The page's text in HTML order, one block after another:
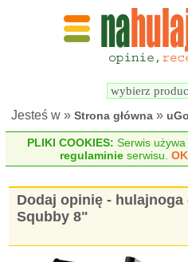
Jesteś w » Strona główna» uGo
PLIKI COOKIES: Serwis
regulaminie serwisu.
Dodaj opinię -
Squbby 8"